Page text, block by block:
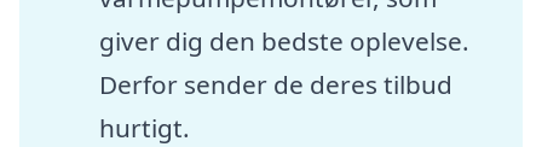
giver dig den bedste oplevelse.
Derfor sender de deres tilbud
hurtigt.